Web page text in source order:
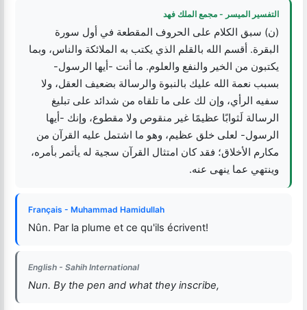
التفسير الميسر - مجمع الملك فهد
(ن) سبق الكلام على الحروف المقطعة في أول سورة
البقرة. أقسم الله بالقلم الذي يكتب به الملائكة والناس، وبما
يكتبون من الخير والنفع والعلوم. ما أنت -أيها الرسول-
بسبب نعمة الله عليك بالنبوة والرسالة بضعيف العقل، ولا
سفيه الرأي، وإن لك على ما تلقاه من شدائد على تبليغ
الرسالة لَثوابًا عظيمًا غير منقوص ولا مقطوع، وإنك -أيها
الرسول- لعلى خلق عظيم، وهو ما اشتمل عليه القرآن من
مكارم الأخلاق؛ فقد كان امتثال القرآن سجية له يأتمر بأمره،
وينتهي عما ينهى عنه.
Français - Muhammad Hamidullah
Nûn. Par la plume et ce qu'ils écrivent!
English - Sahih International
Nun. By the pen and what they inscribe,